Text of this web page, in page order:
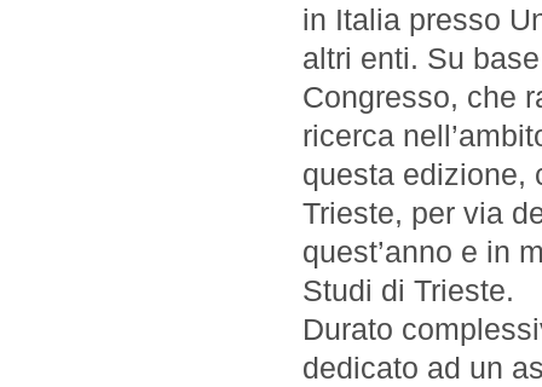
in Italia presso
altri enti. Su
Congresso, che
ricerca
questa edizione,
Trieste, per via
quest’anno e in
Studi di Trieste.
Durato
dedicato ad un